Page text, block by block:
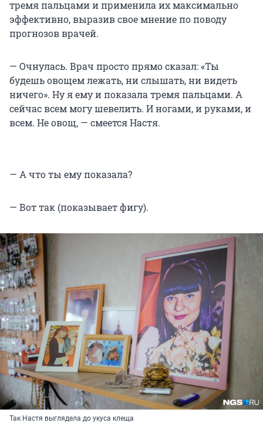
тремя пальцами и применила их максимально
эффективно, выразив свое мнение по поводу
прогнозов врачей.
— Очнулась. Врач просто прямо сказал: «Ты
будешь овощем лежать, ни слышать, ни видеть
ничего». Ну я ему и показала тремя пальцами. А
сейчас всем могу шевелить. И ногами, и руками, и
всем. Не овощ, — смеется Настя.
— А что ты ему показала?
— Вот так (показывает фигу).
Так Настя выглядела до укуса клеща